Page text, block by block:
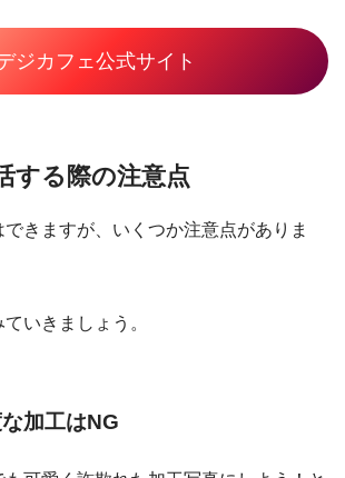
ジカフェ公式サイト
する際の注意点
きますが、いくつか注意点がありま
いきましょう。
加工はNG